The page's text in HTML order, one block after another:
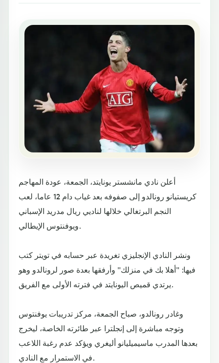
أعلن نادي مانشستر يونايتد، الجمعة، عودة المهاجم
كريستيانو رونالدو إلى صفوفه بعد غياب دام 12 عاما، لعب
النجم البرتغالي خلالها لناديي ريال مدريد الإسباني
ويوفنتوس الإيطالي.
ونشر النادي الإنجليزي تغريدة عبر حسابه في تويتر كتب
فيها: "أهلا بك في منزلك" وأرفقها بعدة صور لرونالدو وهو
يرتدي قميص اليونايتد في فترته الأولى مع الفريق.
وغادر رونالدو، صباح الجمعة، مركز تدريبات يوفنتوس
وتوجه مباشرة إلى إنجلترا عبر طائرته الخاصة، ليخرج
بعدها المدرب ماسيميليانو أليغري ويؤكد عدم رغبة اللاعب
في الاستمرار مع النادي.